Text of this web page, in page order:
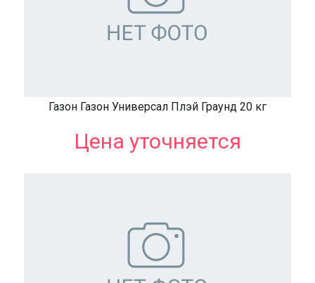
Газон Газон Универсал Плэй Граунд 20 кг
Цена уточняется